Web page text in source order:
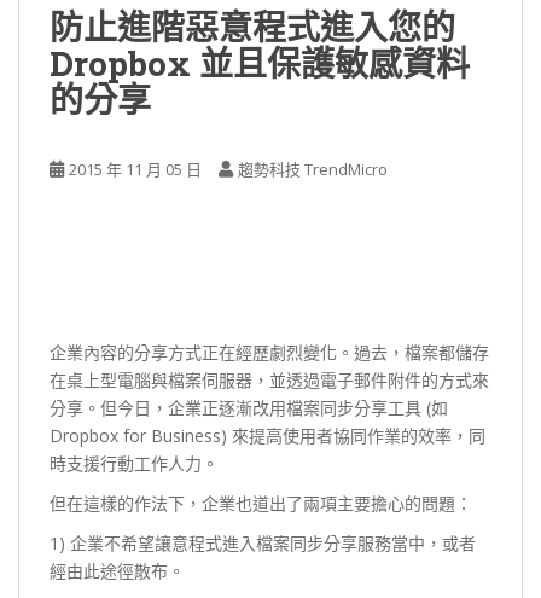
防止進階惡意程式進入您的
Dropbox 並且保護敏感資料
的分享
2015 年 11 月 05 日 趨勢科技 TrendMicro
企業內容的分享方式正在經歷劇烈變化。過去，檔案都儲存
在桌上型電腦與檔案伺服器，並透過電子郵件附件的方式來
分享。但今日，企業正逐漸改用檔案同步分享工具 (如
Dropbox for Business) 來提高使用者協同作業的效率，同
時支援行動工作人力。
但在這樣的作法下，企業也道出了兩項主要擔心的問題：
1) 企業不希望讓意程式進入檔案同步分享服務當中，或者
經由此途徑散布。